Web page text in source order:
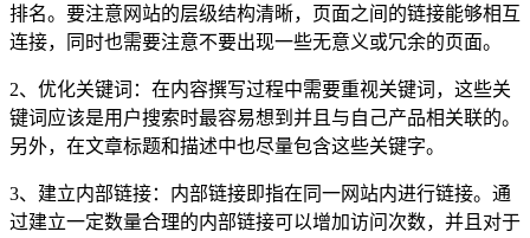
排名。要注意网站的层级结构清晰，页面之间的链接能够相互
连接，同时也需要注意不要出现一些无意义或冗余的页面。
2、优化关键词：在内容撰写过程中需要重视关键词，这些关
键词应该是用户搜索时最容易想到并且与自己产品相关联的。
另外，在文章标题和描述中也尽量包含这些关键字。
3、建立内部链接：内部链接即指在同一网站内进行链接。通
过建立一定数量合理的内部链接可以增加访问次数，并且对于